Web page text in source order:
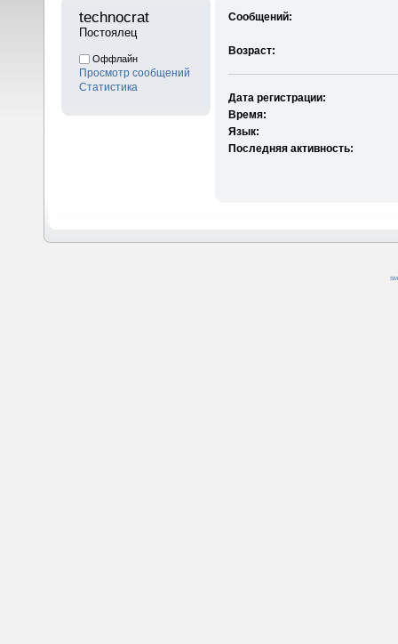
technocrat
Постоялец
Оффлайн
Просмотр сообщений
Статистика
Сообщений:
Возраст:
Дата регистрации:
Время:
Язык:
Последняя активность: